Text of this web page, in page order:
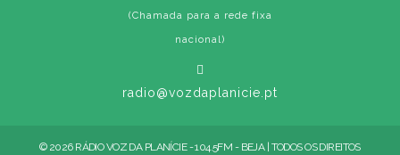
(Chamada para a rede fixa
nacional)
radio@vozdaplanicie.pt
© 2026 RÁDIO VOZ DA PLANÍCIE - 104.5FM - BEJA | TODOS OS DIREITOS